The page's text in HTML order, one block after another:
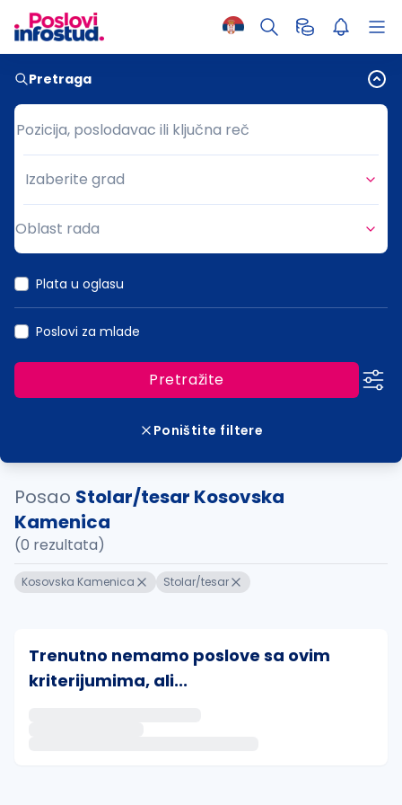
Pretraga
Pozicija, poslodavac ili ključna reč
Pozicija, poslodavac ili ključna reč
Grad
Izaberite grad
Oblast rada
Plata u oglasu
Poslovi za mlade
Pretražite
Poništite filtere
Posao Stolar/tesar Kosovska
Kamenica
(0 rezultata)
Kosovska Kamenica Stolar/tesar
Trenutno nemamo poslove sa ovim
kriterijumima, ali...